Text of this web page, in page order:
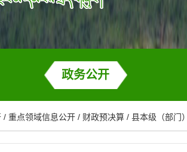
政务公开
/ 重点领域信息公开 / 财政预决算 / 县本级（部门